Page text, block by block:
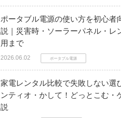
ポータブル電源の使い方を初心者
説｜災害時・ソーラーパネル・レ
用まで
2026.06.02 ポータブル電源
家電レンタル比較で失敗しない選
ンティオ・かして！どっとこむ・
説